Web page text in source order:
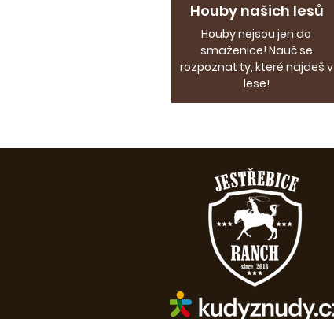
Houby našich lesů
Houby nejsou jen do
smaženice! Nauč se
rozpoznat ty, které najdeš v
lese!